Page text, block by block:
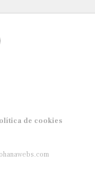
de cookies